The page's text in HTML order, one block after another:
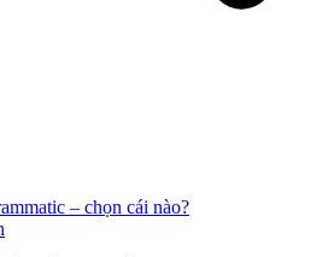
– chọn cái nào?